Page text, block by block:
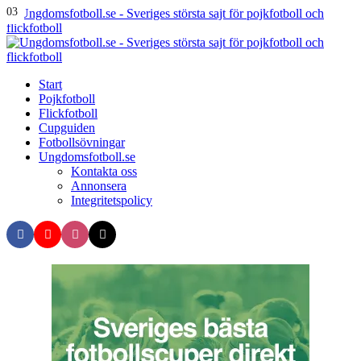
Menu
Search
Menu
Start
Pojkfotboll
Flickfotboll
Cupguiden
Fotbollsövningar
Ungdomsfotboll.se
Kontakta oss
Annonsera
Integritetspolicy
01
02
03